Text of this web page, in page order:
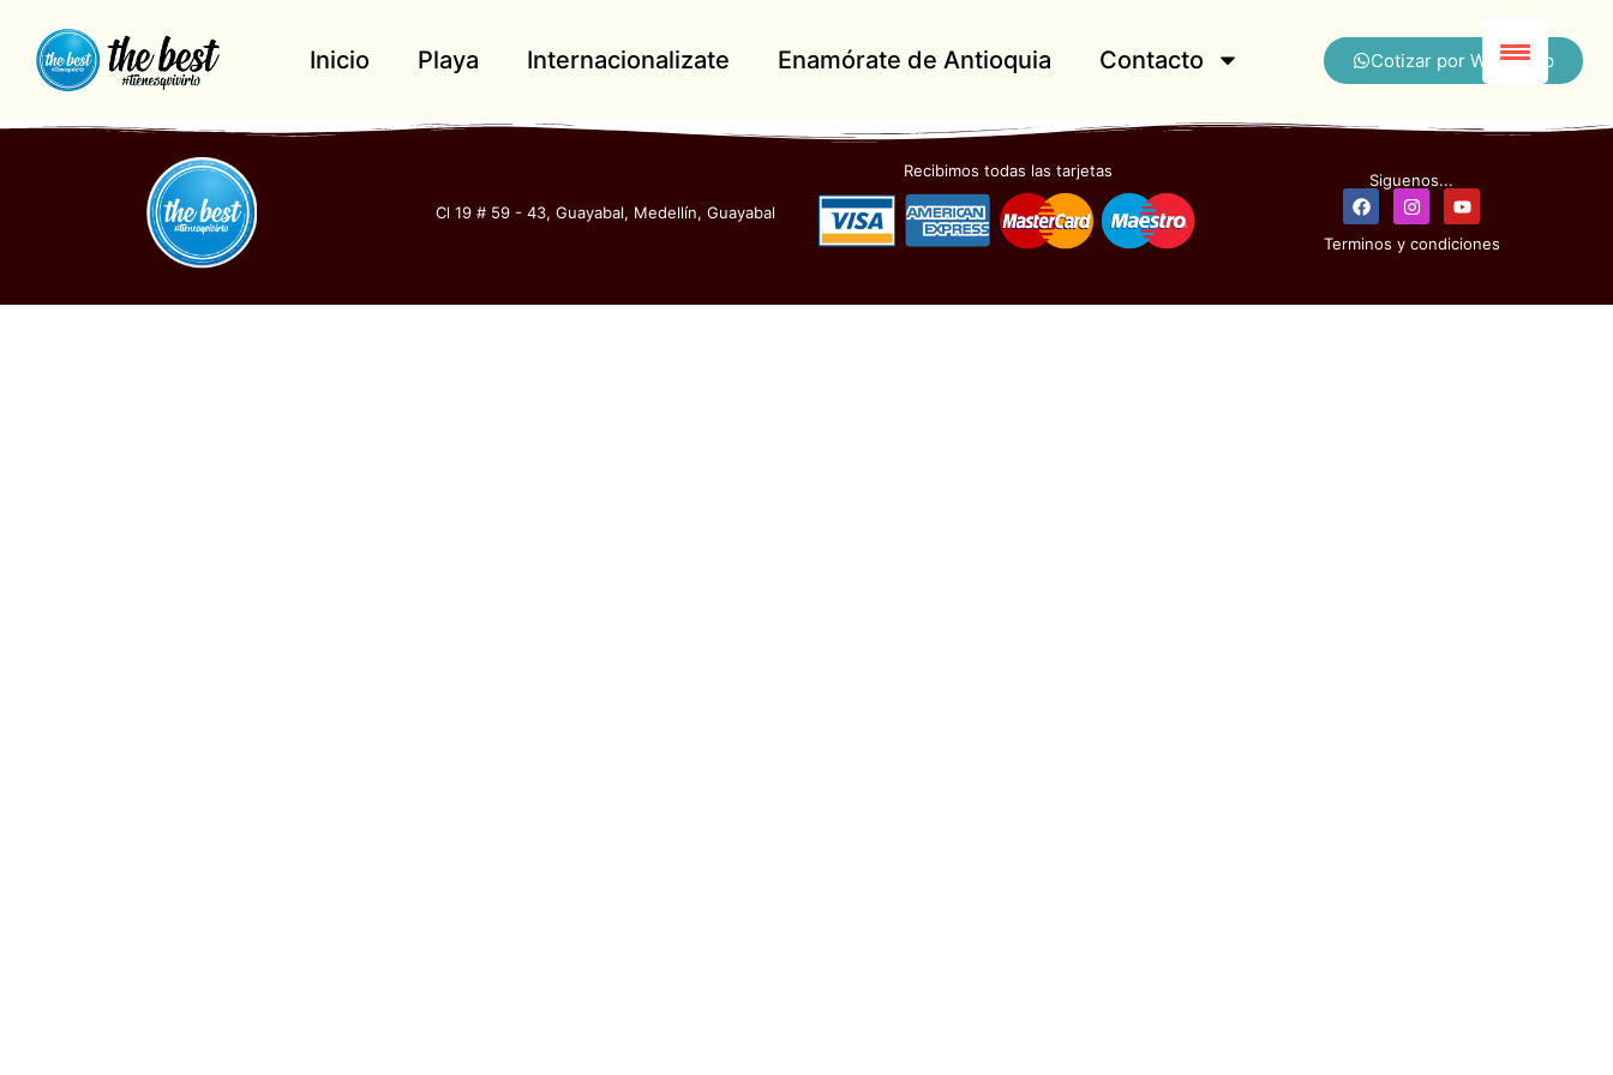
Inicio Playa Internacionalizate Enamórate de Antioquia Contacto Cotizar por Whatsapp
Cl 19 # 59 - 43, Guayabal, Medellín, Guayabal
Recibimos todas las tarjetas
Siguenos...
Terminos y condiciones